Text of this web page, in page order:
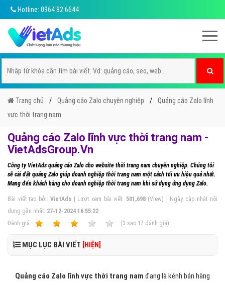
Hotline: 0964 82 6644
Trang chủ Quảng cáo Zalo chuyên nghiệp
Quảng cáo Zalo lĩnh
vực thời trang nam
Quảng cáo Zalo lĩnh vực thời trang nam -
VietAdsGroup.Vn
Công ty VietAds quảng cáo Zalo cho website thời trang nam chuyên nghiệp. Chúng tôi
sẽ cài đặt quảng Zalo giúp doanh nghiệp thời trang nam một cách tối ưu hiệu quả nhất.
Mang đến khách hàng cho doanh nghiệp thời trang nam khi sử dụng ứng dụng Zalo.
Bài viết tạo bởi:VietAds | Lượt xem bài viết: 501,698(View) | Ngày cập nhật nội
dung gần nhất: 27-12-2024 16:55:22
Ðánh giá:
(3 sao 17 đánh giá)
MỤC LỤC BÀI VIẾT [HIỆN]
Quảng cáo Zalo lĩnh vực thời trang nam đang là kênh bán hàng